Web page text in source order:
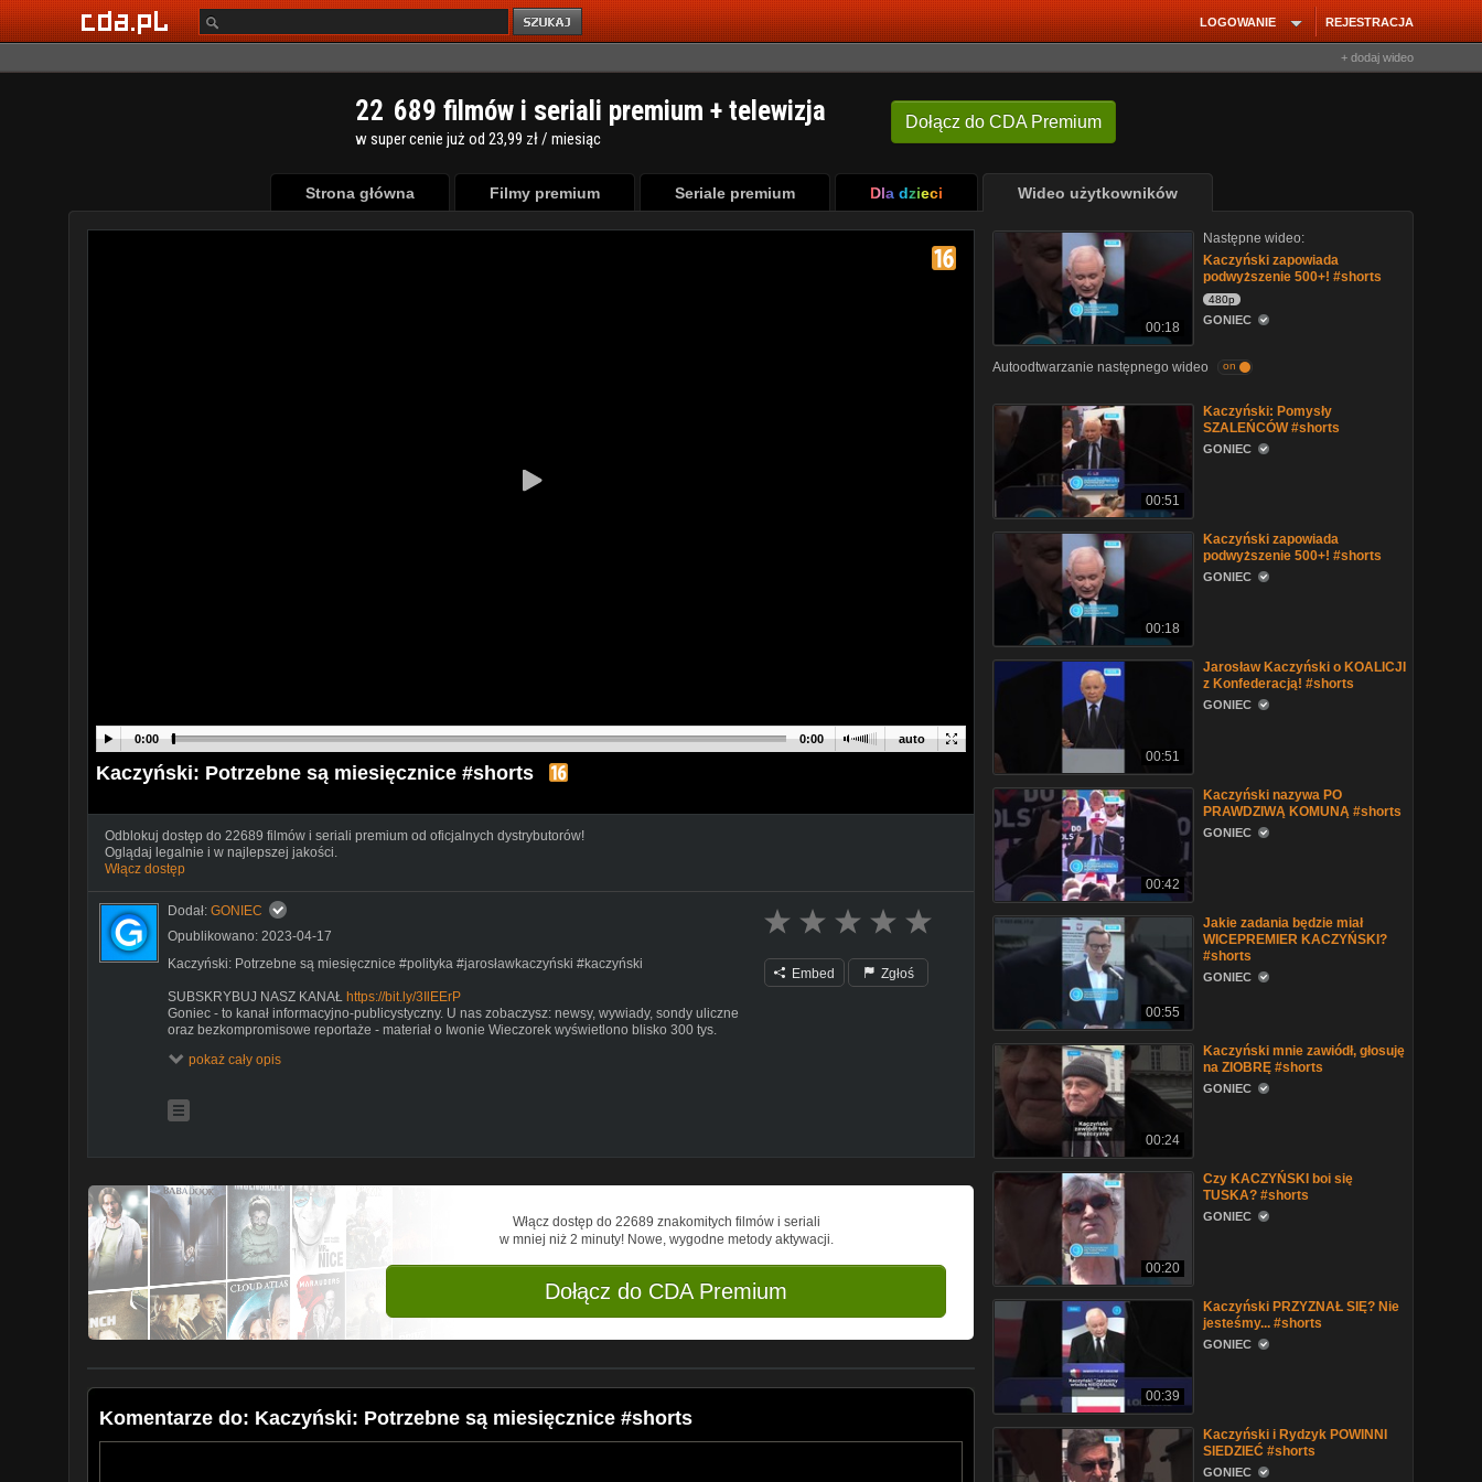
REJESTRACJA
LOGOWANIE
+ dodaj wideo
Dołącz do CDA Premium
22 689 filmów i seriali premium + telewizja
w super cenie już od 23,99 zł / miesiąc
Strona główna Filmy premium Seriale premium Dla dzieci Wideo użytkowników
auto
0:00 0:00
Kaczyński: Potrzebne są miesięcznice #shorts
Odblokuj dostęp do 22689 filmów i seriali premium od oficjalnych dystrybutorów!
Oglądaj legalnie i w najlepszej jakości.
Włącz dostęp
Dodał: GONIEC
Opublikowano: 2023-04-17
Kaczyński: Potrzebne są miesięcznice #polityka #jarosławkaczyński #kaczyński
SUBSKRYBUJ NASZ KANAŁ https://bit.ly/3IlEErP
Goniec - to kanał informacyjno-publicystyczny. U nas zobaczysz: newsy, wywiady, sondy uliczne
oraz bezkompromisowe reportaże - materiał o Iwonie Wieczorek wyświetlono blisko 300 tys.
Na kanale Gońca obejrzysz także serię sond ulicznych Pytamy zwykłych ludzi. To głos i
Wydarzenia, polityka, gospodarka, Sejm, newsy, debaty, konferencje, relacje na żywo,
unikatowe shorts, w tych tematach czujemy się najlepiej!
#goniec
pokaż cały opis
Embed Zgłoś
Włącz dostęp do 22689 znakomitych filmów i seriali
w mniej niż 2 minuty! Nowe, wygodne metody aktywacji.
Dołącz do CDA Premium
Komentarze do: Kaczyński: Potrzebne są miesięcznice #shorts
00:18
Następne wideo:
Kaczyński zapowiada
podwyższenie 500+! #shorts
480p
GONIEC
Autoodtwarzanie następnego wideo on
00:51
Kaczyński: Pomysły
SZALEŃCÓW #shorts
GONIEC
00:18
Kaczyński zapowiada
podwyższenie 500+! #shorts
GONIEC
00:51
Jarosław Kaczyński o KOALICJI
z Konfederacją! #shorts
GONIEC
00:42
Kaczyński nazywa PO
PRAWDZIWĄ KOMUNĄ #shorts
GONIEC
00:55
Jakie zadania będzie miał
WICEPREMIER KACZYŃSKI?
#shorts
GONIEC
00:24
Kaczyński mnie zawiódł, głosuję
na ZIOBRĘ #shorts
GONIEC
00:20
Czy KACZYŃSKI boi się
TUSKA? #shorts
GONIEC
00:39
Kaczyński PRZYZNAŁ SIĘ? Nie
jesteśmy... #shorts
GONIEC
Kaczyński i Rydzyk POWINNI
SIEDZIEĆ #shorts
GONIEC